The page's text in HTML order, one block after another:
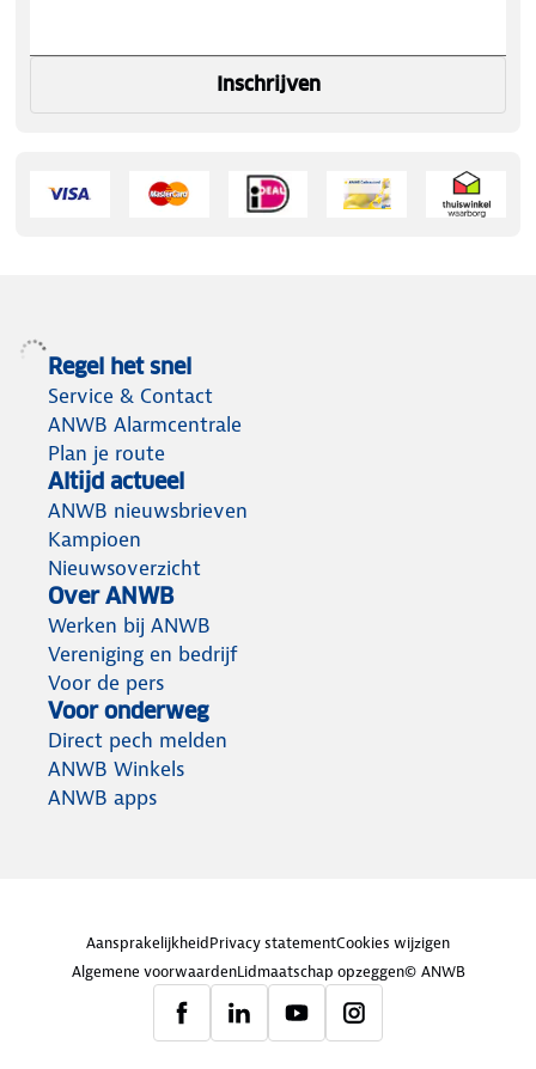
Inschrijven
Regel het snel
Service & Contact
ANWB Alarmcentrale
Plan je route
Altijd actueel
ANWB nieuwsbrieven
Kampioen
Nieuwsoverzicht
Over ANWB
Werken bij ANWB
Vereniging en bedrijf
Voor de pers
Voor onderweg
Direct pech melden
ANWB Winkels
ANWB apps
AansprakelijkheidPrivacy statementCookies wijzigen
Algemene voorwaardenLidmaatschap opzeggen© ANWB